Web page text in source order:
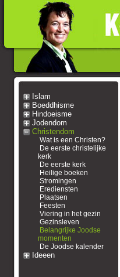
Islam
Boeddhisme
Hindoeisme
Jodendom
Christendom
Wat is een Christen?
De eerste christelijke
kerk
De eerste kerk
Heilige boeken
Stromingen
Erediensten
Plaatsen
Feesten
Viering in het gezin
Gezinsleven
Belangrijke Joodse
momenten
De Joodse kalender
Ideeen